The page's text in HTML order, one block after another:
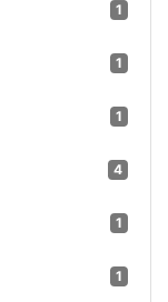
1
1
1
4
1
1